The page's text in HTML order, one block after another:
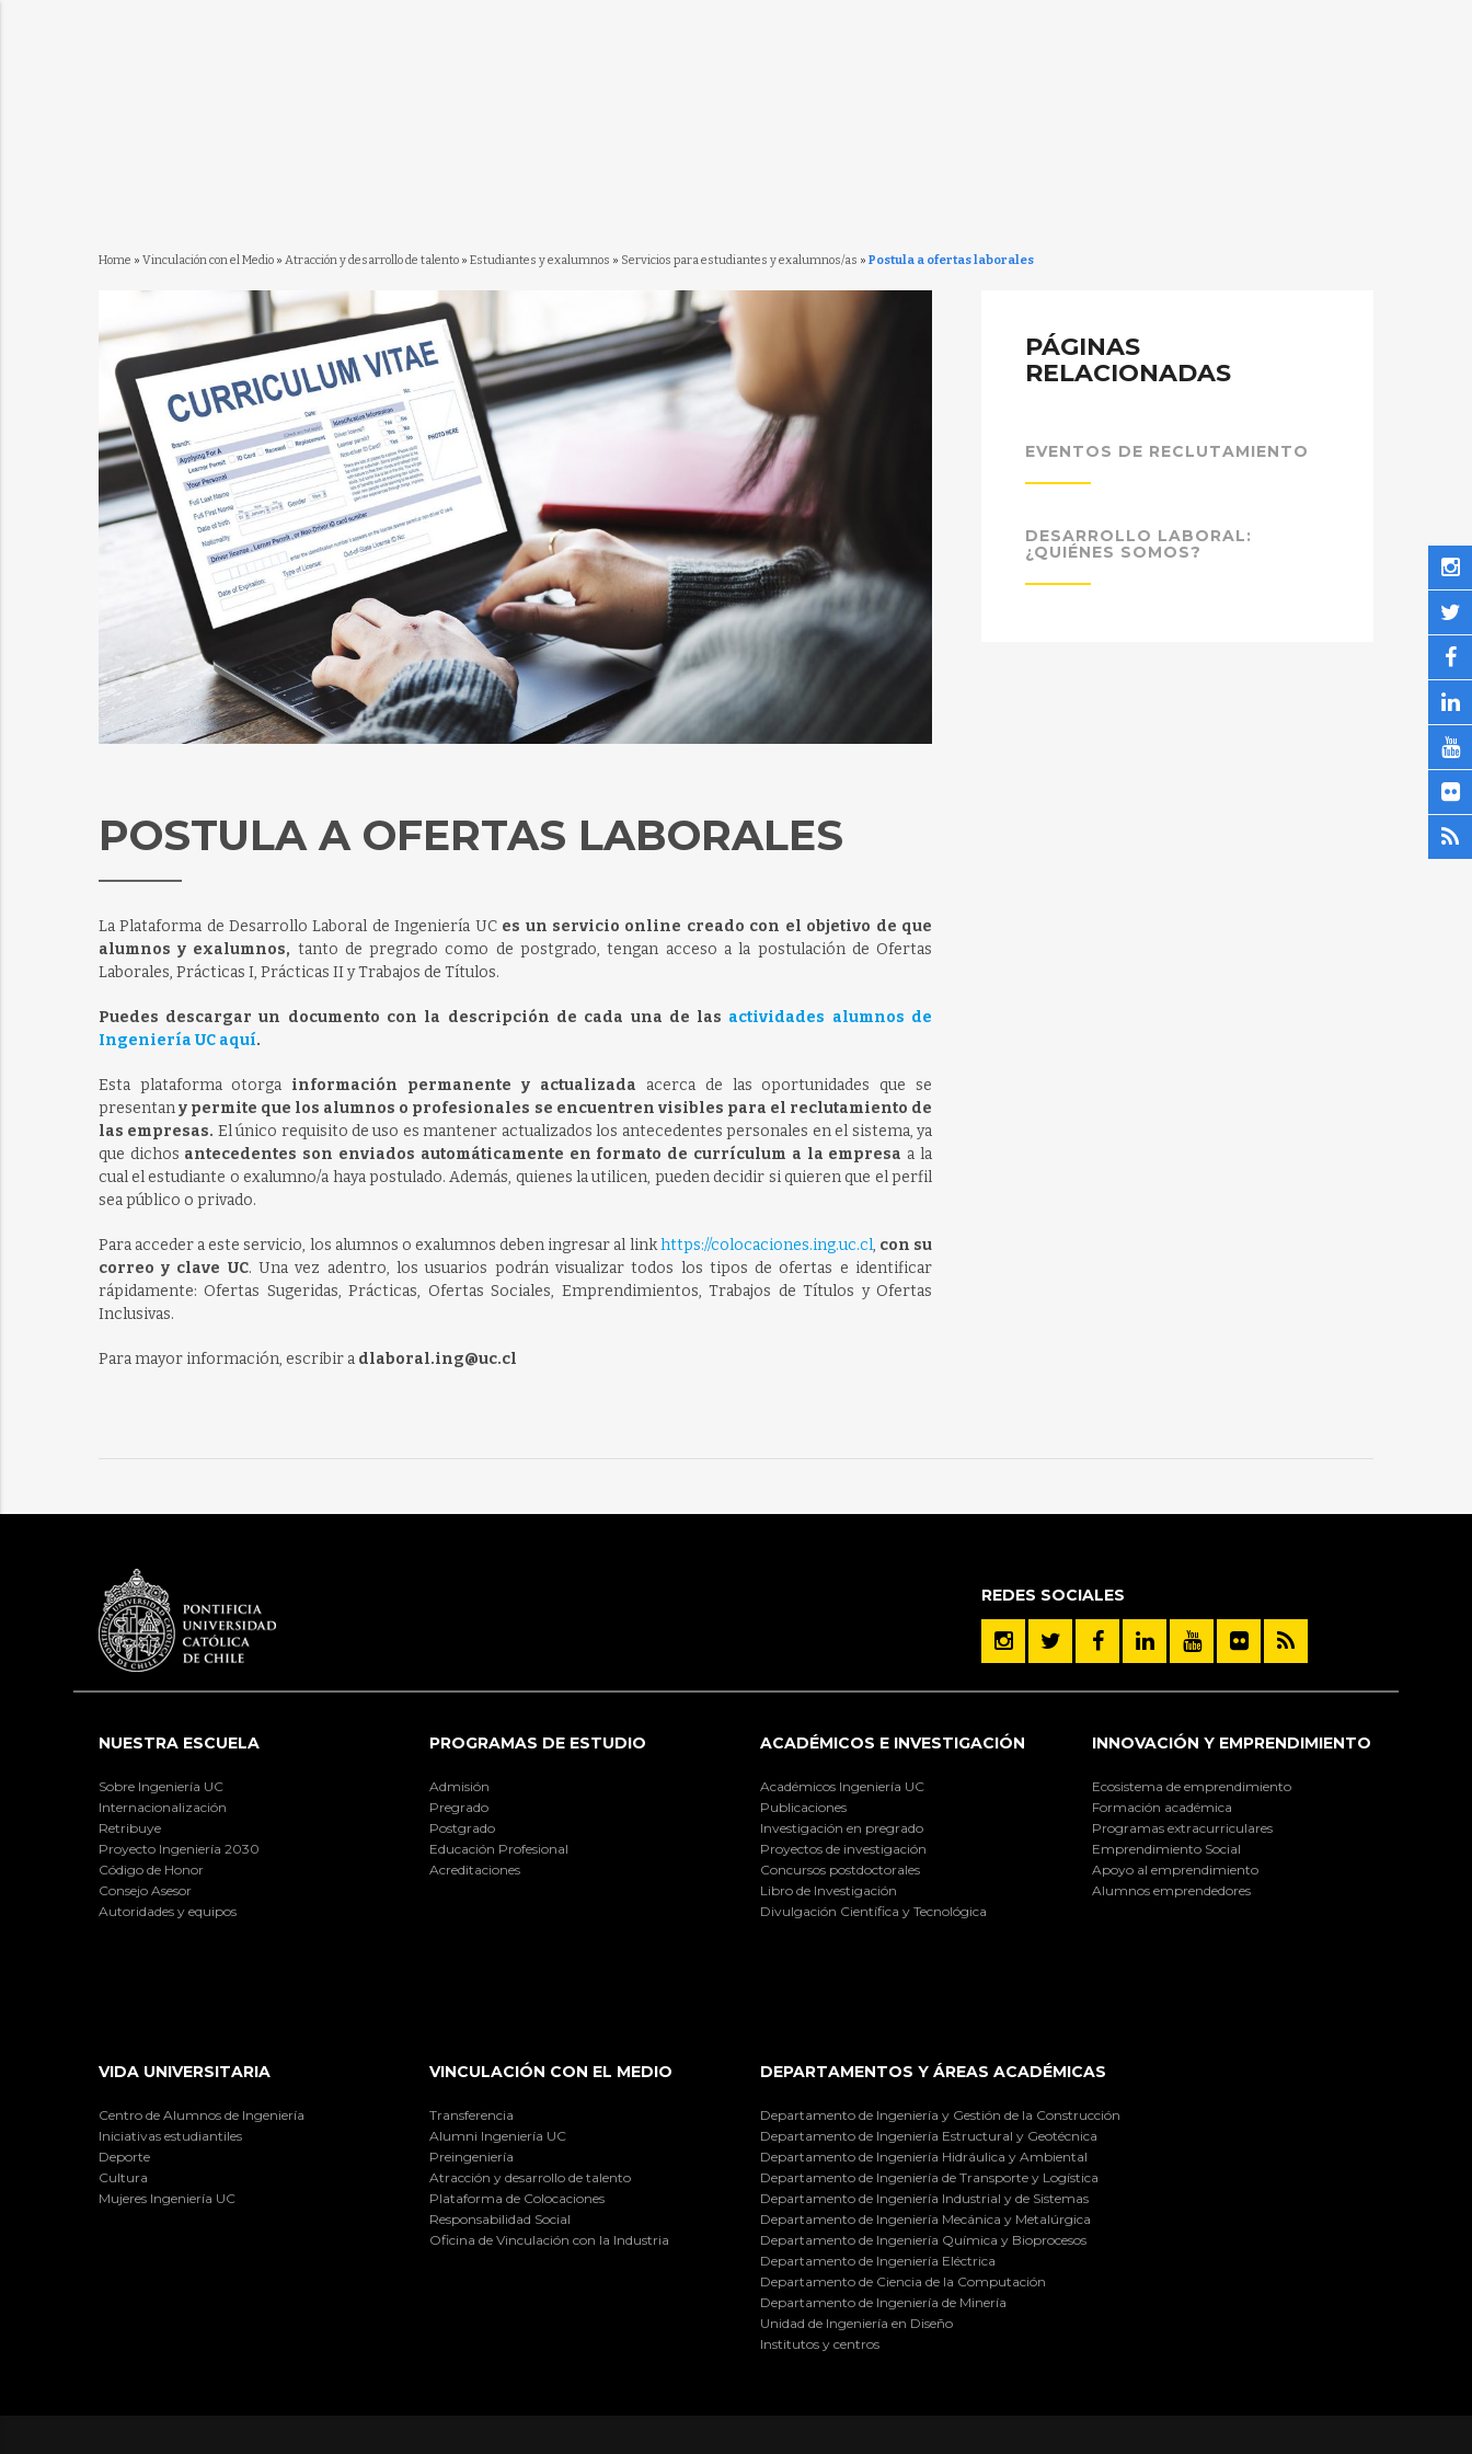
Home » Vinculación con el Medio» Atracción y desarrollo de talento» Estudiantes y exalumnos » Servicios para estudiantes y exalumnos/as » Postula a ofertas laborales
POSTULA A OFERTAS LABORALES
La Plataforma de Desarrollo Laboral de Ingeniería UC es un servicio online creado con el objetivo de que
alumnos y exalumnos, tanto de pregrado como de postgrado, tengan acceso a la postulación de Ofertas
Laborales, Prácticas I, Prácticas II y Trabajos de Títulos.
Puedes descargar un documento con la descripción de cada una de las actividades alumnos de
Ingeniería UC aquí.
Esta plataforma otorga información permanente y actualizada acerca de las oportunidades que se
presentany permite que los alumnos o profesionales se encuentren visibles para el reclutamiento de
las empresas. El único requisito de uso es mantener actualizados los antecedentes personales en el sistema, ya
que dichos antecedentes son enviados automáticamente en formato de currículum a la empresa a la
cual el estudiante o exalumno/a haya postulado. Además, quienes la utilicen, pueden decidir si quieren que el perfil
sea público o privado.
Para acceder a este servicio, los alumnos o exalumnos deben ingresar al linkhttps://colocaciones.ing.uc.cl, con su
correo y clave UC. Una vez adentro, los usuarios podrán visualizar todos los tipos de ofertas e identificar
rápidamente: Ofertas Sugeridas, Prácticas, Ofertas Sociales, Emprendimientos, Trabajos de Títulos y Ofertas
Inclusivas.
Para mayor información, escribir a dlaboral.ing@uc.cl
PÁGINAS
RELACIONADAS
EVENTOS DE RECLUTAMIENTO
DESARROLLO LABORAL:
¿QUIÉNES SOMOS?
REDES SOCIALES
NUESTRA ESCUELA
Sobre Ingeniería UC
Internacionalización
Retribuye
Proyecto Ingeniería 2030
Código de Honor
Consejo Asesor
Autoridades y equipos
PROGRAMAS DE ESTUDIO
Admisión
Pregrado
Postgrado
Educación Profesional
Acreditaciones
ACADÉMICOS E INVESTIGACIÓN
Académicos Ingeniería UC
Publicaciones
Investigación en pregrado
Proyectos de investigación
Concursos postdoctorales
Libro de Investigación
Divulgación Científica y Tecnológica
INNOVACIÓN Y EMPRENDIMIENTO
Ecosistema de emprendimiento
Formación académica
Programas extracurriculares
Emprendimiento Social
Apoyo al emprendimiento
Alumnos emprendedores
VIDA UNIVERSITARIA
Centro de Alumnos de Ingeniería
Iniciativas estudiantiles
Deporte
Cultura
Mujeres Ingeniería UC
VINCULACIÓN CON EL MEDIO
Transferencia
Alumni Ingeniería UC
Preingeniería
Atracción y desarrollo de talento
Plataforma de Colocaciones
Responsabilidad Social
Oficina de Vinculación con la Industria
DEPARTAMENTOS Y ÁREAS ACADÉMICAS
Departamento de Ingeniería y Gestión de la Construcción
Departamento de Ingeniería Estructural y Geotécnica
Departamento de Ingeniería Hidráulica y Ambiental
Departamento de Ingeniería de Transporte y Logística
Departamento de Ingeniería Industrial y de Sistemas
Departamento de Ingeniería Mecánica y Metalúrgica
Departamento de Ingeniería Química y Bioprocesos
Departamento de Ingeniería Eléctrica
Departamento de Ciencia de la Computación
Departamento de Ingeniería de Minería
Unidad de Ingeniería en Diseño
Institutos y centros